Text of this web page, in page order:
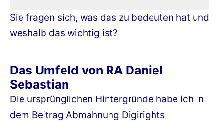
Sie fragen sich, was das zu bedeuten hat und
weshalb das wichtig ist?
Das Umfeld von RA Daniel
Sebastian
Die ursprünglichen Hintergründe habe ich in
dem Beitrag Abmahnung Digirights